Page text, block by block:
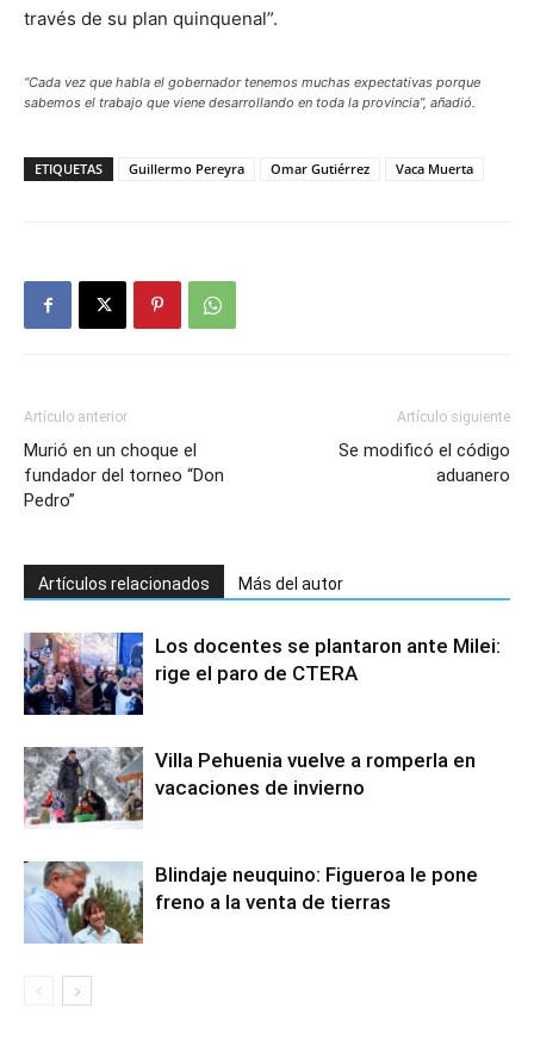
través de su plan quinquenal”.
“Cada vez que habla el gobernador tenemos muchas expectativas porque
sabemos el trabajo que viene desarrollando en toda la provincia”, añadió.
ETIQUETAS Guillermo Pereyra Omar Gutiérrez Vaca Muerta
Artículo anterior
Murió en un choque el
fundador del torneo “Don
Pedro”
Artículo siguiente
Se modificó el código
aduanero
Artículos relacionados Más del autor
Los docentes se plantaron ante Milei:
rige el paro de CTERA
Villa Pehuenia vuelve a romperla en
vacaciones de invierno
Blindaje neuquino: Figueroa le pone
freno a la venta de tierras